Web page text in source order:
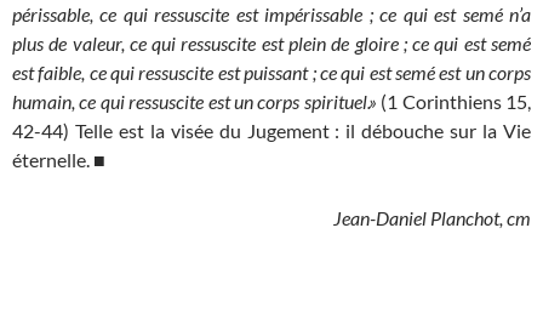
périssable, ce qui ressuscite est impérissable ; ce qui est semé n’a
plus de valeur, ce qui ressuscite est plein de gloire ; ce qui est semé
est faible, ce qui ressuscite est puissant ; ce qui est semé est un corps
humain, ce qui ressuscite est un corps spirituel.» (1 Corinthiens 15,
42-44) Telle est la visée du Jugement : il débouche sur la Vie
éternelle. ■
Jean-Daniel Planchot, cm